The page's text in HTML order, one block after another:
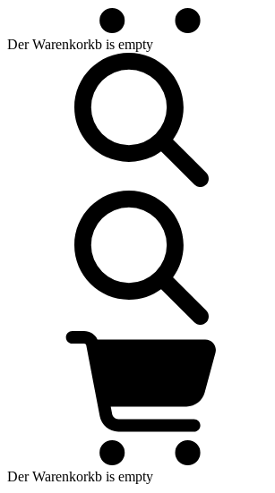
Der Warenkorkb is empty
Der Warenkorkb is empty